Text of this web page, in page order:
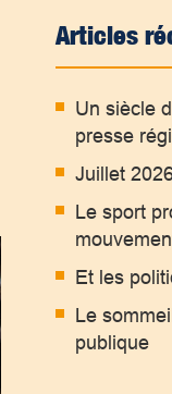
Articles
Un siècle
presse
Juillet
Le sport
Et les
Le
publique